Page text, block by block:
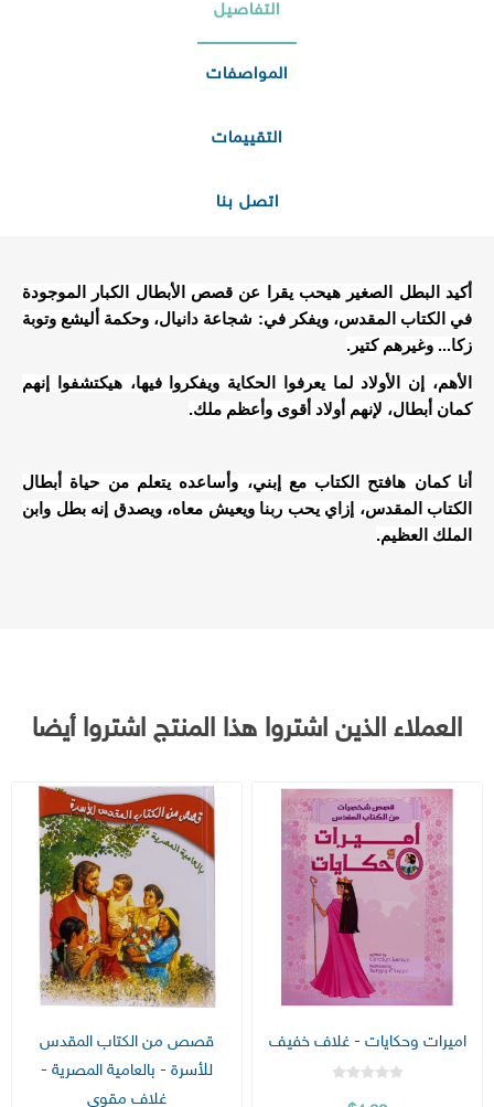
التفاصيل
المواصفات
التقييمات
اتصل بنا
أكيد البطل الصغير هيحب يقرا عن قصص اﻷبطال الكبار الموجودة
في الكتاب المقدس، ويفكر في: شجاعة دانيال، وحكمة أليشع وتوبة
زكا... وغيرهم كتير.
اﻷهم، إن اﻷولاد لما يعرفوا الحكاية ويفكروا فيها، هيكتشفوا إنهم
كمان أبطال، ﻹنهم أولاد أقوى وأعظم ملك.
أنا كمان هافتح الكتاب مع إبني، وأساعده يتعلم من حياة أبطال
الكتاب المقدس، إزاي يحب ربنا ويعيش معاه، ويصدق إنه بطل وابن
الملك العظيم.
العملاء الذين اشتروا هذا المنتج اشتروا أيضا
اميرات وحكايات - غلاف خفيف
قصص من الكتاب المقدس
للأسرة - بالعامية المصرية -
غلاف مقوى